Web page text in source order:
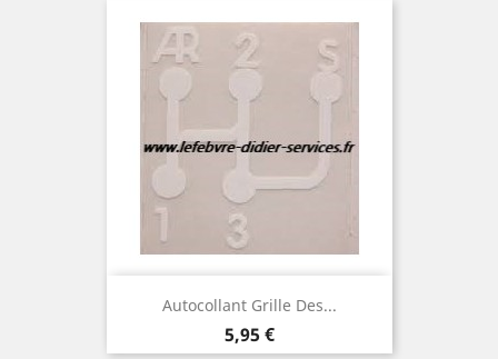
Autocollant Grille Des...
Prix
5,95 €